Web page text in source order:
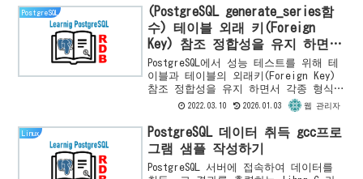
개합니다.
PostgreSQL
(PostgreSQL generate_series함
수) 테이블 외래 키(Foreign
Key) 참조 정합성을 유지 하면서
각종 형식의 대량 데이터 작성하
기
PostgreSQL에서 성능 테스트를 위해 테
이블과 테이블의 외래키(Foreign Key)
참조 정합성을 유지 하면서 각종 형식의
대량 데이터를 작성하는 방법을 설명합
니다.대량 데이터 작성용 샘플 테이블
작성익숙한 ...
2022.03.10 2026.01.03 웹 관리자
Linux
PostgreSQL 데이터 취득 gcc프로
그램 샘플 작성하기
PostgreSQL 서버에 접속하여 데이터를